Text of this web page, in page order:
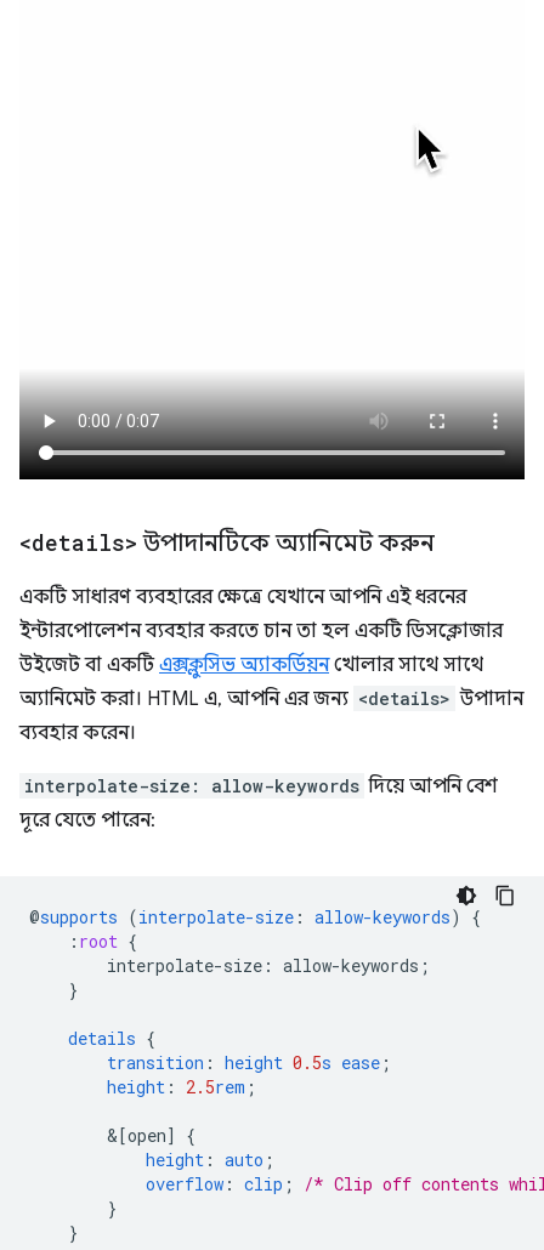
<details> উপাদানটিকে অ্যানিমেট করুন
একটি সাধারণ ব্যবহারের ক্ষেত্রে যেখানে আপনি এই ধরনের
ইন্টারপোলেশন ব্যবহার করতে চান তা হল একটি ডিসক্লোজার
উইজেট বা একটিএক্সক্লুসিভ অ্যাকর্ডিয়নখোলার সাথে সাথে
অ্যানিমেট করা। HTML এ, আপনি এর জন্য <details> উপাদান
ব্যবহার করেন।
interpolate-size: allow-keywords দিয়ে আপনি বেশ
দূরে যেতে পারেন:
@supports (interpolate-size : allow-keywords)
{
: root {
interpolate-size : allow-keywords ;
}
details {
transition : height 0.5s ease ;
height : 2.5rem ;
&[open]
{
height : auto ;
overflow : clip ;
/* Clip off contents
}
}